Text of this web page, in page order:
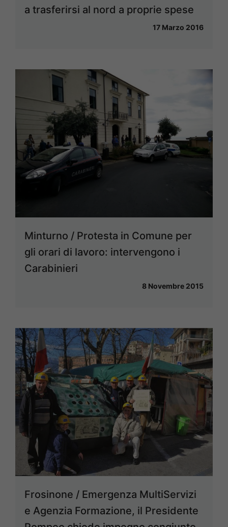
a trasferirsi al nord a proprie spese
17 Marzo 2016
Minturno / Protesta in Comune per
gli orari di lavoro: intervengono i
Carabinieri
8 Novembre 2015
Frosinone / Emergenza MultiServizi
e Agenzia Formazione, il Presidente